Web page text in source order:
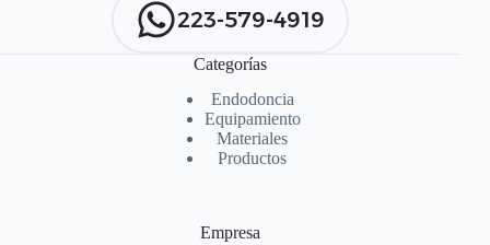
223-579-4919
Categorías
Endodoncia
Equipamiento
Materiales
Productos
Empresa